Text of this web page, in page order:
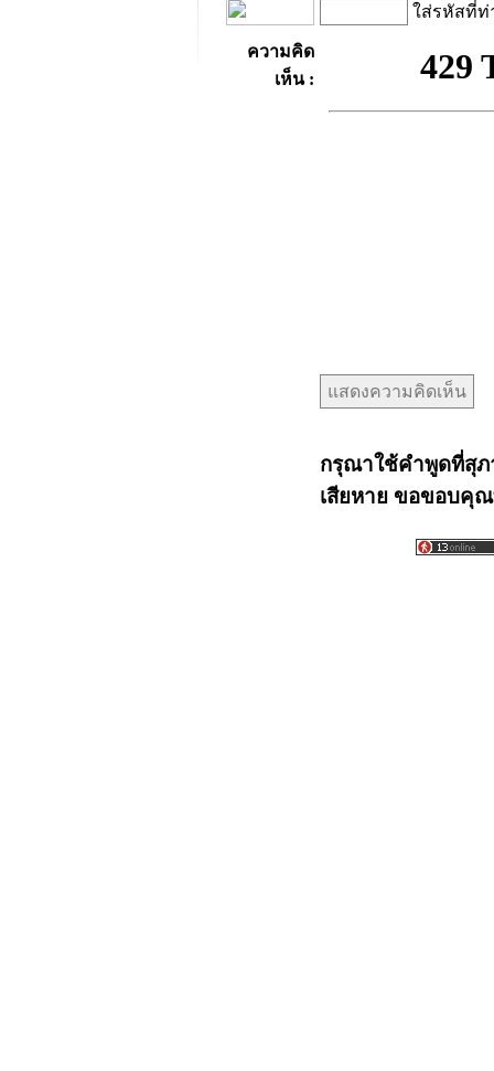
ใส่รหัสที่ท่
ความคิด
เห็น :
กรุณาใช้คำพูดที่สุภ
เสียหาย ขอขอบคุ